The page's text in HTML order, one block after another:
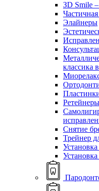
ЗD Smile
Элайнеры
классика
Снятие
Трейнер
Установка